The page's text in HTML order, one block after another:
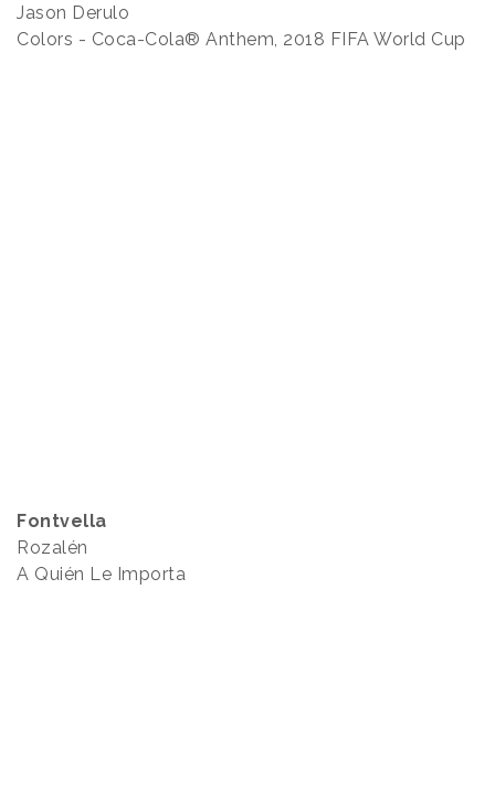
Jason Derulo
Colors - Coca-Cola® Anthem, 2018 FIFA World Cup
Fontvella
Rozalén
A Quién Le Importa